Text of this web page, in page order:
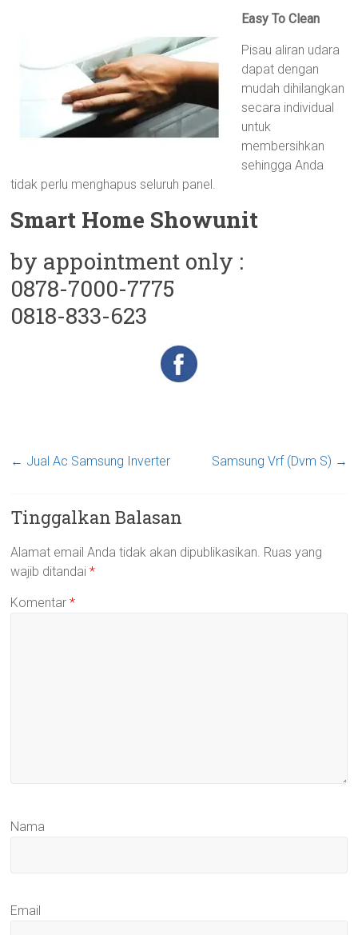
Easy To Clean
Pisau aliran udara
dapat dengan
mudah dihilangkan
secara individual
untuk
membersihkan
sehingga Anda
tidak perlu menghapus seluruh panel.
Smart Home Showunit
by appointment only :
0878-7000-7775
0818-833-623
← Jual Ac Samsung Inverter Samsung Vrf (Dvm S) →
Tinggalkan Balasan
Alamat email Anda tidak akan dipublikasikan. Ruas yang
wajib ditandai*
Komentar*
Nama
Email